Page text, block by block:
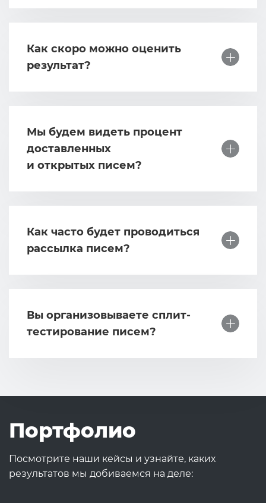
Как скоро можно оценить
результат?
Мы будем видеть процент
доставленных
и открытых писем?
Как часто будет проводиться
рассылка писем?
Вы организовываете сплит-
тестирование писем?
Портфолио
Посмотрите наши кейсы и узнайте, каких
результатов мы добиваемся на деле: